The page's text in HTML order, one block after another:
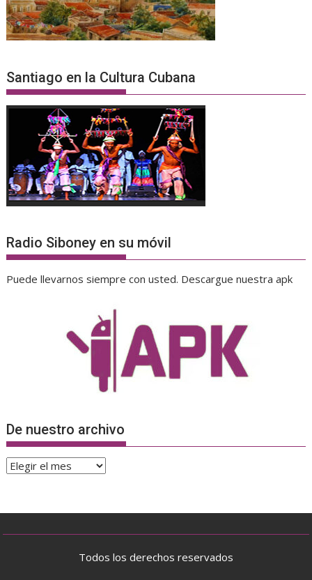
Santiago en la Cultura Cubana
Radio Siboney en su móvil
Puede llevarnos siempre con usted. Descargue nuestra apk
De nuestro archivo
De
Todos los derechos reservados